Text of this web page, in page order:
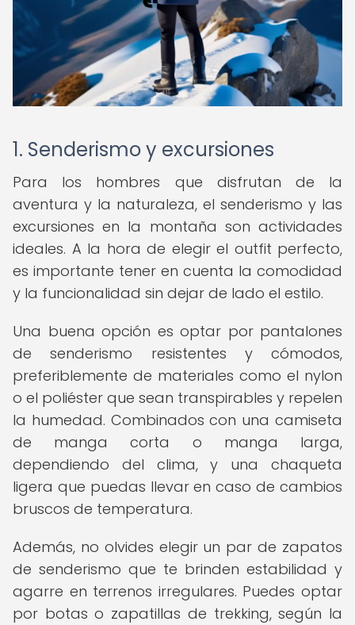
1. Senderismo y excursiones
Para los hombres que disfrutan de la
aventura y la naturaleza, el senderismo y las
excursiones en la montaña son actividades
ideales. A la hora de elegir el outfit perfecto,
es importante tener en cuenta la comodidad
y la funcionalidad sin dejar de lado el estilo.
Una buena opción es optar por pantalones
de senderismo resistentes y cómodos,
preferiblemente de materiales como el nylon
o el poliéster que sean transpirables y repelen
la humedad. Combinados con una camiseta
de manga corta o manga larga,
dependiendo del clima, y una chaqueta
ligera que puedas llevar en caso de cambios
bruscos de temperatura.
Además, no olvides elegir un par de zapatos
de senderismo que te brinden estabilidad y
agarre en terrenos irregulares. Puedes optar
por botas o zapatillas de trekking, según la